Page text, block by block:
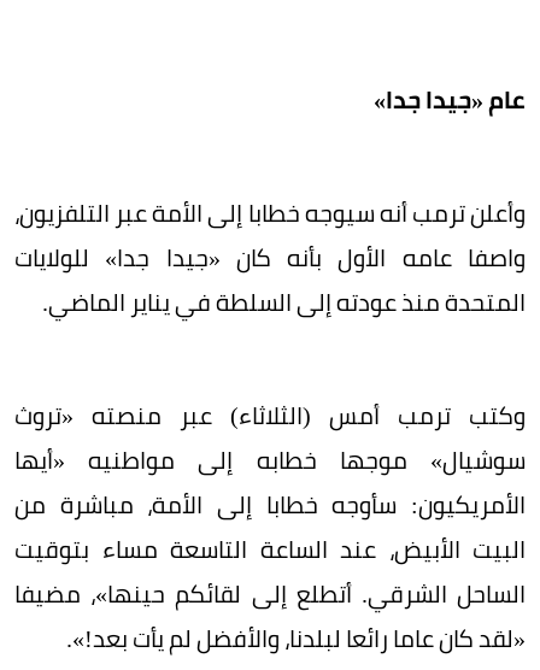
عام «جيدا جدا»
وأعلن ترمب أنه سيوجه خطابا إلى الأمة عبر التلفزيون،
واصفا عامه الأول بأنه كان «جيدا جدا» للولايات
المتحدة منذ عودته إلى السلطة في يناير الماضي.
وكتب ترمب أمس (الثلاثاء) عبر منصته «تروث
سوشيال» موجها خطابه إلى مواطنيه «أيها
الأمريكيون: سأوجه خطابا إلى الأمة، مباشرة من
البيت الأبيض، عند الساعة التاسعة مساء بتوقيت
الساحل الشرقي. أتطلع إلى لقائكم حينها»، مضيفا
«لقد كان عاما رائعا لبلدنا، والأفضل لم يأت بعد!».